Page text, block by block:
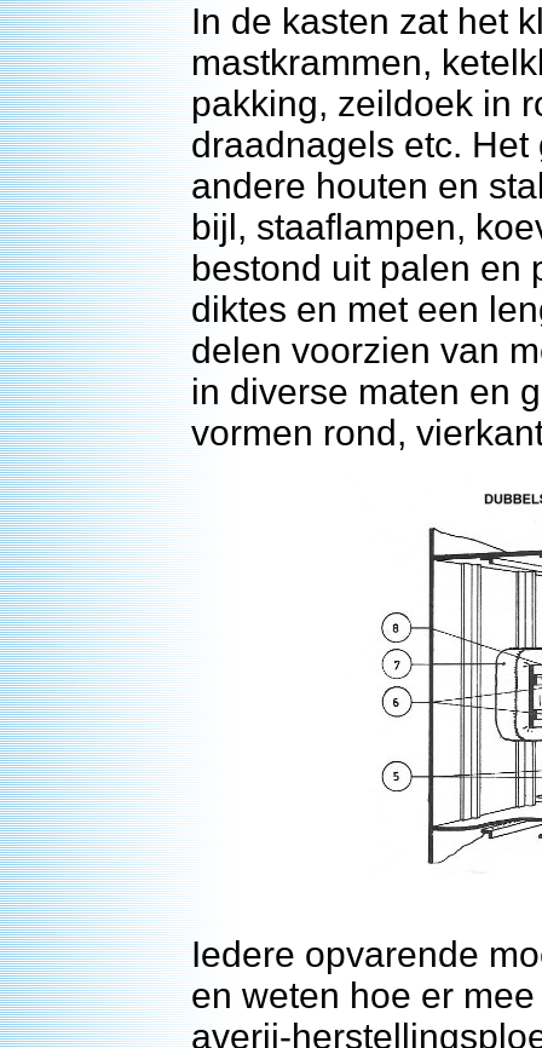
In de kasten zat het
mastkrammen,
pakking, zeildoek in
draadnagels etc.
andere houten en
bijl, staaflampen,
bestond uit palen en
diktes en met een
delen voorzien van
in diverse maten en
vormen rond,
Iedere opvarende
en weten hoe er
averij-